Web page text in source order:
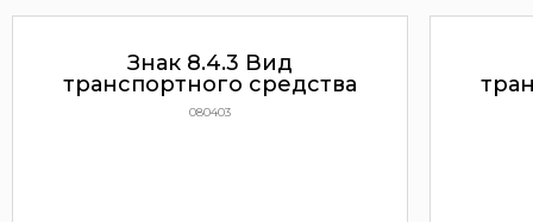
Знак 8.4.3 Вид
транспортного средства
080403